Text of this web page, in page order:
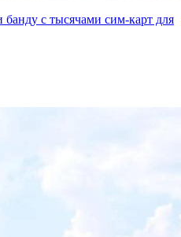
с тысячами сим-карт для